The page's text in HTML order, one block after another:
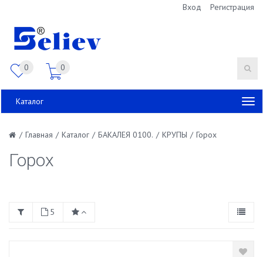
Вход Регистрация
0 0
Каталог
/ Главная / Каталог / БАКАЛЕЯ 0100. / КРУПЫ / Горох
Горох
5